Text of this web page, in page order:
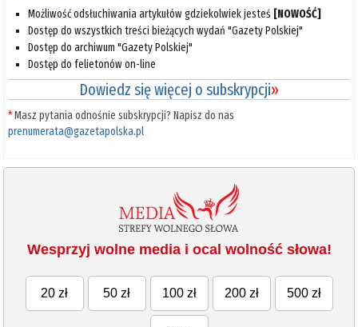
Możliwość odsłuchiwania artykułów gdziekolwiek jesteś [NOWOŚĆ]
Dostęp do wszystkich treści bieżących wydań "Gazety Polskiej"
Dostęp do archiwum "Gazety Polskiej"
Dostęp do felietonów on-line
Dowiedz się więcej o subskrypcji»
*Masz pytania odnośnie subskrypcji? Napisz do nas
prenumerata@gazetapolska.pl
Wesprzyj wolne media i ocal wolność słowa!
20 zł 50 zł 100 zł 200 zł 500 zł